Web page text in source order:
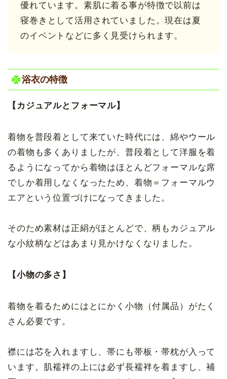
優れています。素肌に着る事が特徴で以前は
寝巻きとして活用されていました。現在は夏
のイベントなどに多く見受けられます。
浴衣の特徴
【カジュアルとフォーマル】
着物を普段着として来ていた時代には、綿やウール
の着物も多くありましたが、普段着として洋服を着
るようになってから着物はほとんどフォーマルな席
でしか着用しなくなったため、着物＝フォーマルウ
エアという位置づけになってきました。
そのため素材は正絹がほとんどで、柄もカジュアル
な小紋柄などはあまり見かけなくなりました。
【小物の多さ】
着物を着るためにはとにかく小物（付属品）がたく
さん必要です。
襟には芯を入れますし、帯にも帯板・帯枕が入って
います。肌襦袢の上には必ず長襦袢を着ますし、補